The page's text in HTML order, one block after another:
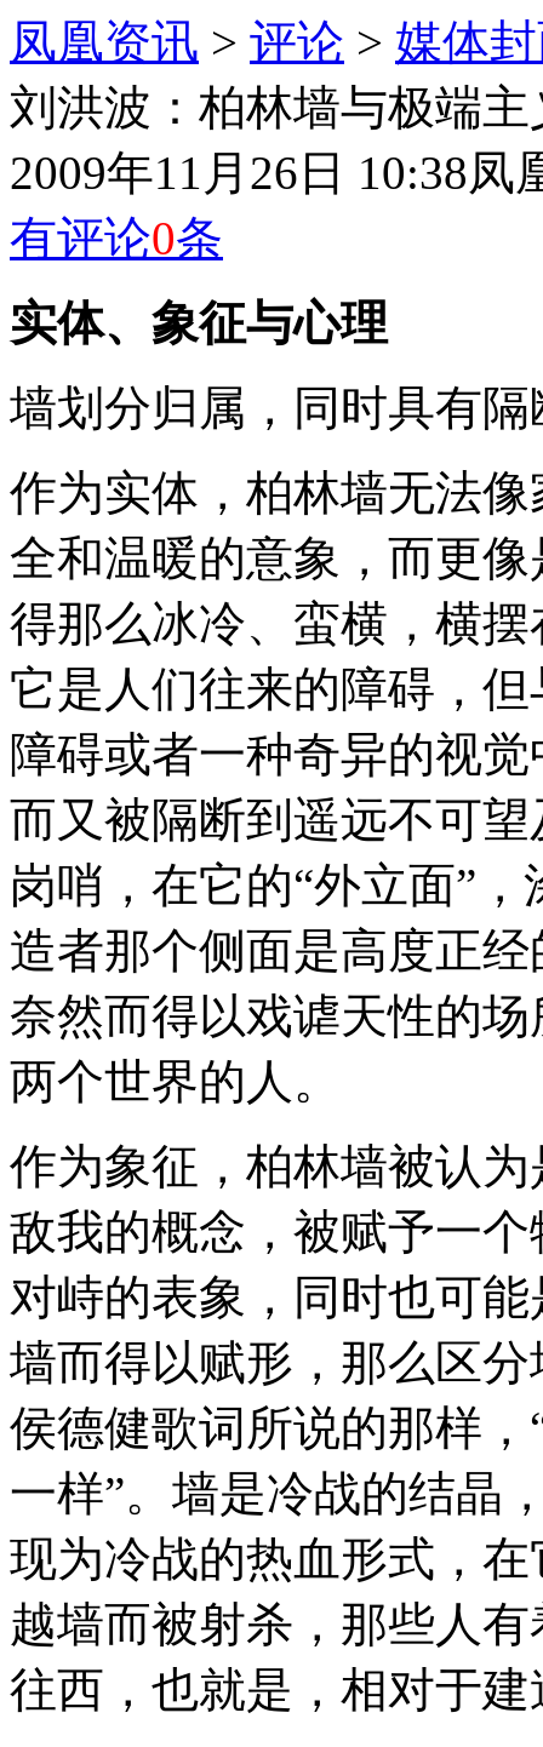
凤凰资讯 > 评论 > 媒体
刘洪波：柏林墙与极端主
2009年11月26日 10:38凤
有评论0条
实体、象征与心理
墙划分归属，同时具有
作为实体，柏林墙无法
全和温暖的意象，而更
得那么冰冷、蛮横，横
它是人们往来的障碍，
障碍或者一种奇异的视
而又被隔断到遥远不可
岗哨，在它的“外立面”
造者那个侧面是高度正
奈然而得以戏谑天性的
两个世界的人。
作为象征，柏林墙被认
敌我的概念，被赋予一
对峙的表象，同时也可
墙而得以赋形，那么区
侯德健歌词所说的那样
一样”。墙是冷战的结晶
现为冷战的热血形式，
越墙而被射杀，那些人
往西，也就是，相对于